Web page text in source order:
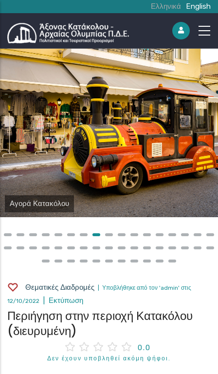
Ελληνικά English
Αγορά Κατακόλου
Θεματικές Διαδρομές
| Υποβλήθηκε από τον 'admin' στις
12/10/2022
| Εκτύπωση
Περιήγηση στην περιοχή Κατακόλου
(διευρυμένη)
0.0
Δεν έχουν υποβληθεί ακόμη ψήφοι.